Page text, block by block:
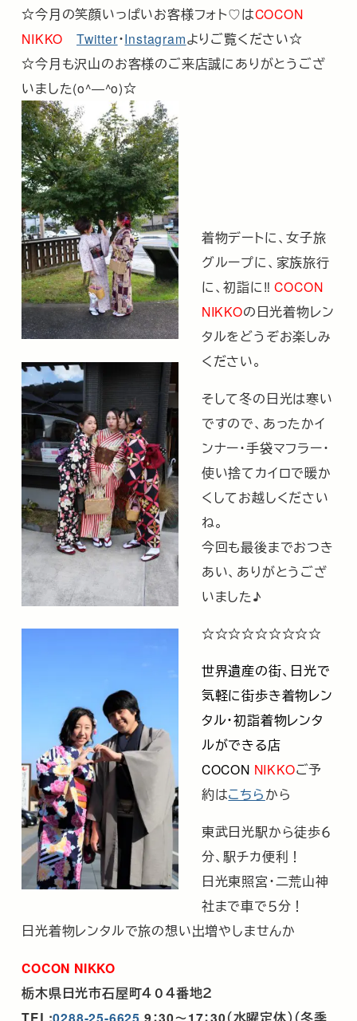
☆今月の笑顔いっぱいお客様フォト♡はCOCON
NIKKO
Twitter・Instagramよりご覧ください☆
☆今月も沢山のお客様のご来店誠にありがとうござ
いました(o^―^o)☆
着物デートに、女子旅
グループに、家族旅行
に、初詣に‼COCON
NIKKOの日光着物レン
タルをどうぞお楽しみ
ください。
そして冬の日光は寒い
ですので、あったかイ
ンナー・手袋マフラー・
使い捨てカイロで暖か
くしてお越しください
ね。
今回も最後までおつき
あい、ありがとうござ
いました♪
☆☆☆☆☆☆☆☆☆
世界遺産の街、日光で
気軽に街歩き着物レン
タル・初詣着物レンタ
ルができる店
COCON NIKKOご予
約はこちらから
東武日光駅から徒歩６
分、駅チカ便利！
日光東照宮・二荒山神
社まで車で５分！
日光着物レンタルで旅の想い出増やしませんか
COCON NIKKO
栃木県日光市石屋町４０４番地２
TEL:0288-25-6625 9：30～17：30（水曜定休）（冬季